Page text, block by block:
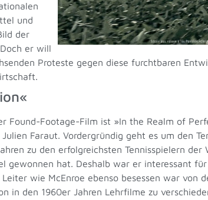
und
der
er will
Proteste gegen diese furchtbaren
Found-Footage-Film ist »In the Realm of
Faraut. Vordergründig geht es um den
zu den erfolgreichsten Tennisspielern
gewonnen hat. Deshalb war er interessant
wie McEnroe ebenso besessen war von
in den 1960er Jahren Lehrfilme zu